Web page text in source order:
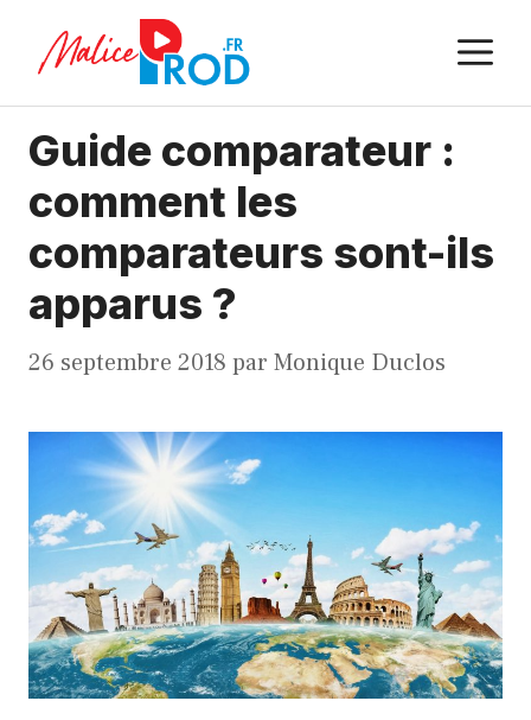
Guide comparateur :
comment les
comparateurs sont-ils
apparus ?
26 septembre 2018 par Monique Duclos